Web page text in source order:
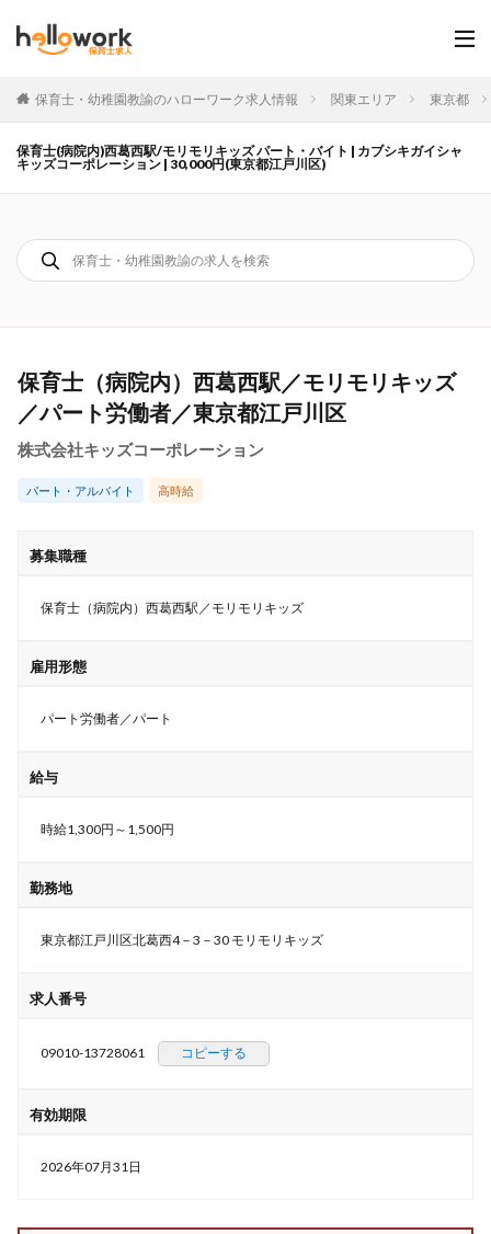
保育士・幼稚園教諭のハローワーク求人情報 関東エリア 東京都
保育士(病院内)西葛西駅/モリモリキッズ パート・バイト | カブシキガイシャ
キッズコーポレーション | 30,000円(東京都江戸川区)
保育士（病院内）西葛西駅／モリモリキッズ
／パート労働者／東京都江戸川区
株式会社キッズコーポレーション
パート・アルバイト 高時給
募集職種
保育士（病院内）西葛西駅／モリモリキッズ
雇用形態
パート労働者／パート
給与
時給1,300円～1,500円
勤務地
東京都江戸川区北葛西4－3－30 モリモリキッズ
求人番号
09010-13728061 コピーする
有効期限
2026年07月31日